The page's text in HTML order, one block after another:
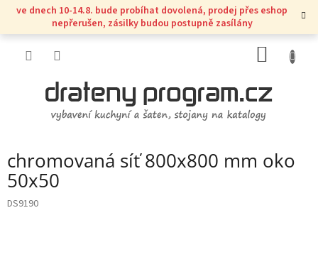
Přejít
obsah
ve dnech 10-14.8. bude probíhat dovolená, prodej přes eshop
nepřerušen, zásilky budou postupně zasílány
KOŠÍK
chromovaná síť 800x800 mm oko
50x50
DS9190